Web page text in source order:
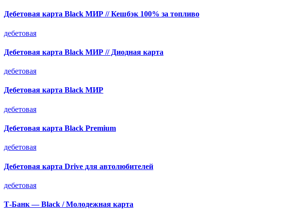
Дебетовая карта Black МИР // Кешбэк 100% за топливо
дебетовая
Дебетовая карта Black МИР // Диодная карта
дебетовая
Дебетовая карта Black МИР
дебетовая
Дебетовая карта Black Premium
дебетовая
Дебетовая карта Drive для автолюбителей
дебетовая
Т-Банк — Black / Молодежная карта